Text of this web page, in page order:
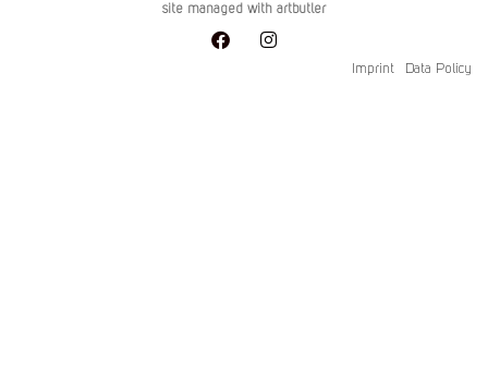
site managed with artbutler
Imprint Data Policy